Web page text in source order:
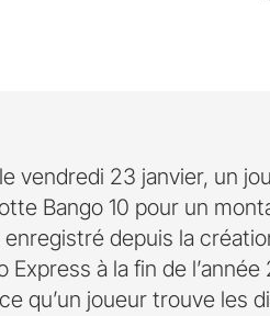
vendredi 23 janvier, un
Bango 10 pour un
enregistré depuis la
à la fin de
qu’un joueur trouve les